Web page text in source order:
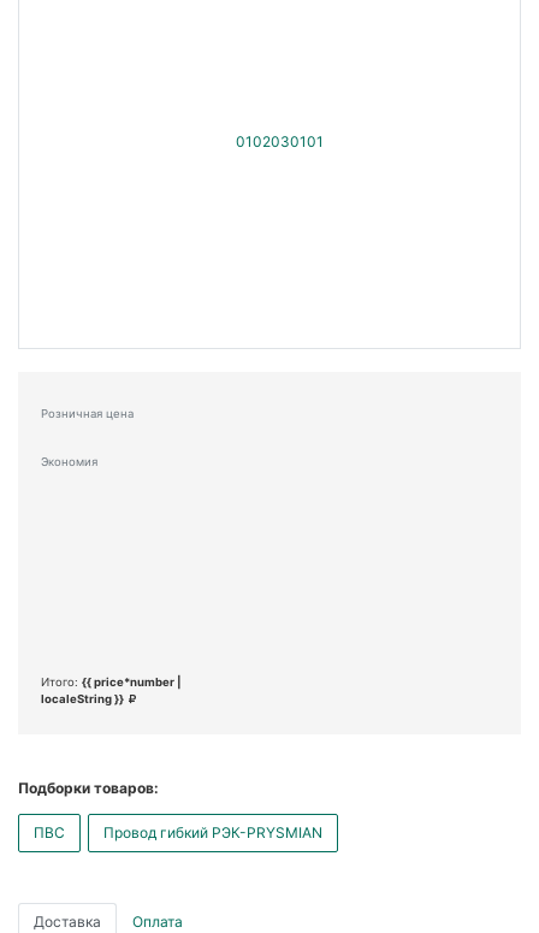
Розничная цена
Экономия
Итого: {{ price*number |
localeString }}
Подборки товаров:
ПВС Провод гибкий РЭК-PRYSMIAN
Доставка Оплата